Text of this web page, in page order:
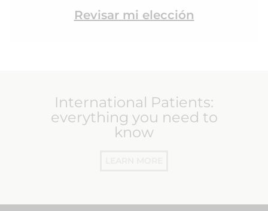
Revisar mi elección
International Patients:
everything you need to
know